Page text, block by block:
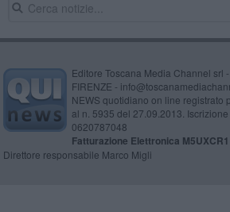
Editore Toscana Media Channel srl
FIRENZE -
NEWS quotidiano on line registrato
al n. 5935 del 27.09.2013. Iscrizione
0620787048
Fatturazione Elettronica
Direttore responsabile Marco Migli